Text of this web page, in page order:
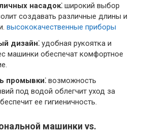
насадок⁚ широкий выбор
создавать различные длины и
высококачественные приборы
дизайн⁚ удобная рукоятка и
машинки обеспечат комфортное
промывки⁚ возможность
под водой облегчит уход за
ее гигиеничность.
машинки vs.